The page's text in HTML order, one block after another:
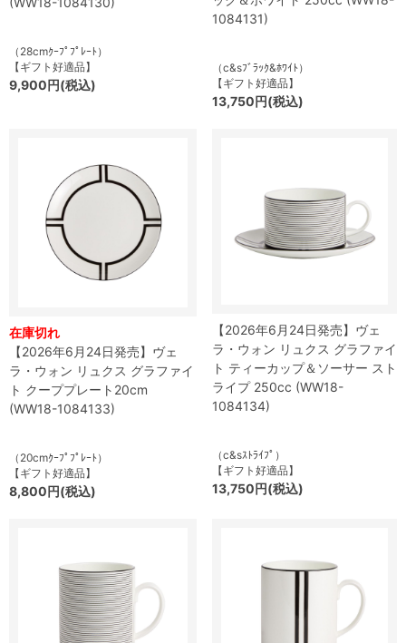
（28cmｸｰﾌﾟﾌﾟﾚｰﾄ）
【ギフト好適品】
9,900円(税込)
1084131)
（c&sﾌﾞﾗｯｸ&ﾎﾜｲﾄ）
【ギフト好適品】
13,750円(税込)
在庫切れ
【2026年6月24日発売】ヴェ
ラ・ウォン リュクス グラファイ
ト クーププレート20cm
(WW18-1084133)
（20cmｸｰﾌﾟﾌﾟﾚｰﾄ）
【ギフト好適品】
8,800円(税込)
【2026年6月24日発売】ヴェ
ラ・ウォン リュクス グラファイ
ト ティーカップ＆ソーサー スト
ライプ 250cc (WW18-
1084134)
（c&sｽﾄﾗｲﾌﾟ）
【ギフト好適品】
13,750円(税込)